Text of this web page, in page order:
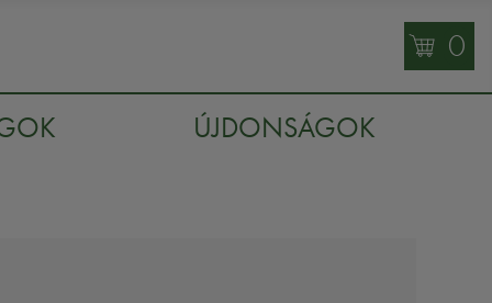
0
ÚJDONSÁGOK